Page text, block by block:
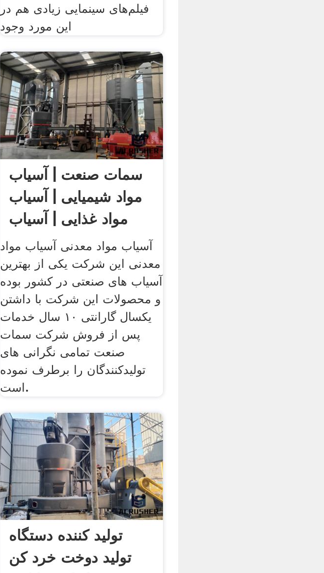
فیلم‌های سینمایی زیادی هم در
این مورد وجود
سمات صنعت | آسیاب
مواد شیمیایی | آسیاب
مواد غذایی | آسیاب
آسیاب مواد معدنی آسیاب مواد
معدنی این شرکت یکی از بهترین
آسیاب های صنعتی در کشور بوده
و محصولات این شرکت با داشتن
یکسال گارانتی ۱۰ سال خدمات
پس از فروش شرکت سمات
صنعت تمامی نگرانی های
تولیدکنندگان را برطرف نموده
است.
تولید کننده دستگاه
تولید دوخت خرد کن